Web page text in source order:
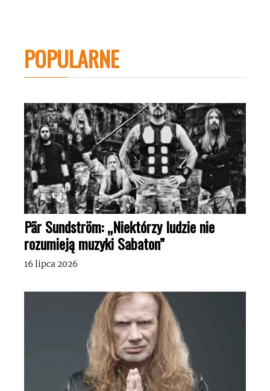
POPULARNE
Pär Sundström: „Niektórzy ludzie nie
rozumieją muzyki Sabaton”
16 lipca 2026